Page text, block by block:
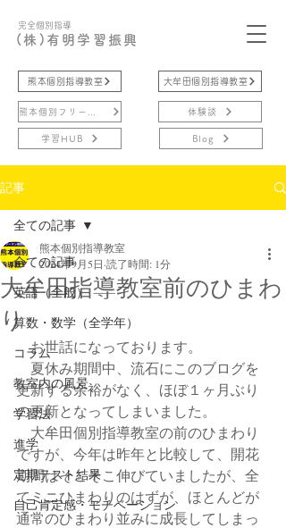
完全個別指導
(株)有明学習振興
熊本個別指導教室
学習HUB
大牟田個別指導教室
体験談
Blog
記事
全ての記事
英語（全般）
算数・数学（全学年）
コラム
教室内の風景
学習法
進学
定期テスト結果
自己肯定感・モチベーション
全ての記事
大牟田指導教室前のひまわ
り
熊本個別指導教室
2024年9月5日 読了時間: 1分
お世話になっております。
夏休み期間中、流石にこのブログを
更新する余裕がなく、ほぼ１ヶ月ぶり
の更新となってしまいました。
大牟田個別指導教室の前のひまわり
ですが、今年は昨年と比較して、開花
期間はそこそこ伸びていましたが、全
てミニひまわりのはずが、ほとんどが
通常のひまわり並みに成長してしまっ